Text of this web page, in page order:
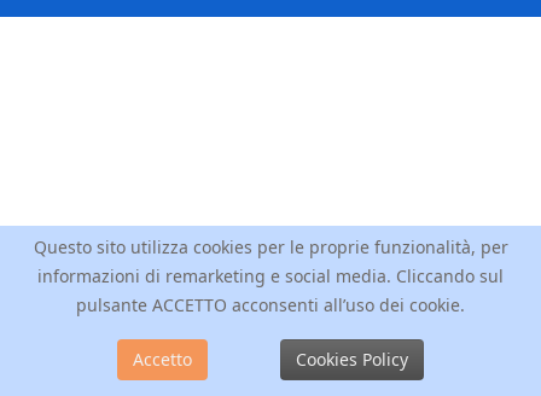
Questo sito utilizza cookies per le proprie funzionalità, per
informazioni di remarketing e social media. Cliccando sul
pulsante ACCETTO acconsenti all’uso dei cookie.
Accetto Cookies Policy